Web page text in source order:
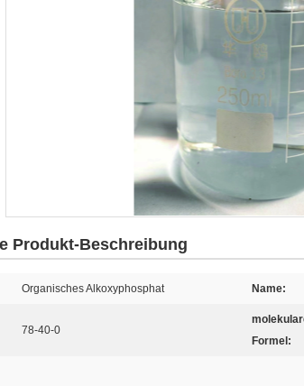
Produkt-Beschreibung
Organisches Alkoxyphosphat Name:
78-40-0
Formel: